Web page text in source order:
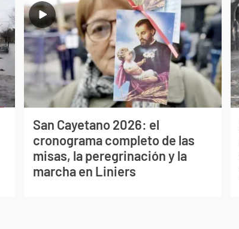
San Cayetano 2026: el
cronograma completo de las
misas, la peregrinación y la
marcha en Liniers